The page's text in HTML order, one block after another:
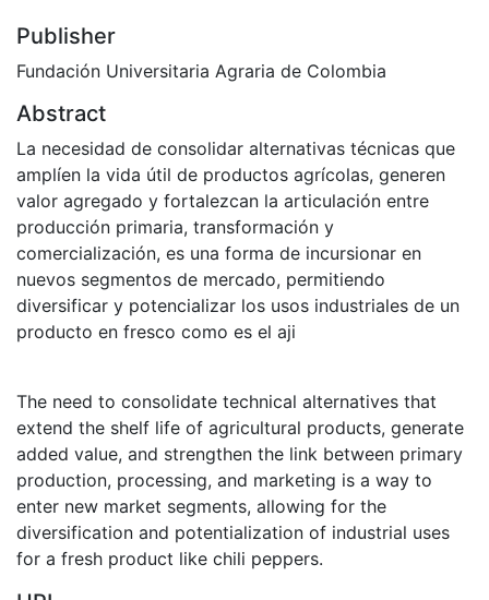
Publisher
Fundación Universitaria Agraria de Colombia
Abstract
La necesidad de consolidar alternativas técnicas que
amplíen la vida útil de productos agrícolas, generen
valor agregado y fortalezcan la articulación entre
producción primaria, transformación y
comercialización, es una forma de incursionar en
nuevos segmentos de mercado, permitiendo
diversificar y potencializar los usos industriales de un
producto en fresco como es el aji
The need to consolidate technical alternatives that
extend the shelf life of agricultural products, generate
added value, and strengthen the link between primary
production, processing, and marketing is a way to
enter new market segments, allowing for the
diversification and potentialization of industrial uses
for a fresh product like chili peppers.